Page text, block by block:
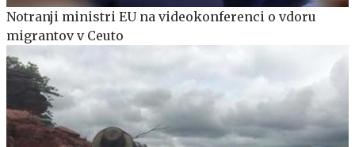
Notranji ministri EU na videokonferenci o vdoru
migrantov v Ceuto